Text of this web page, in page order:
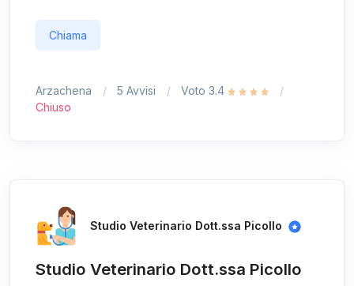
Chiama
Arzachena 5 Avvisi
Voto 3.4
Chiuso
Studio Veterinario Dott.ssa Picollo
Studio Veterinario Dott.ssa Picollo